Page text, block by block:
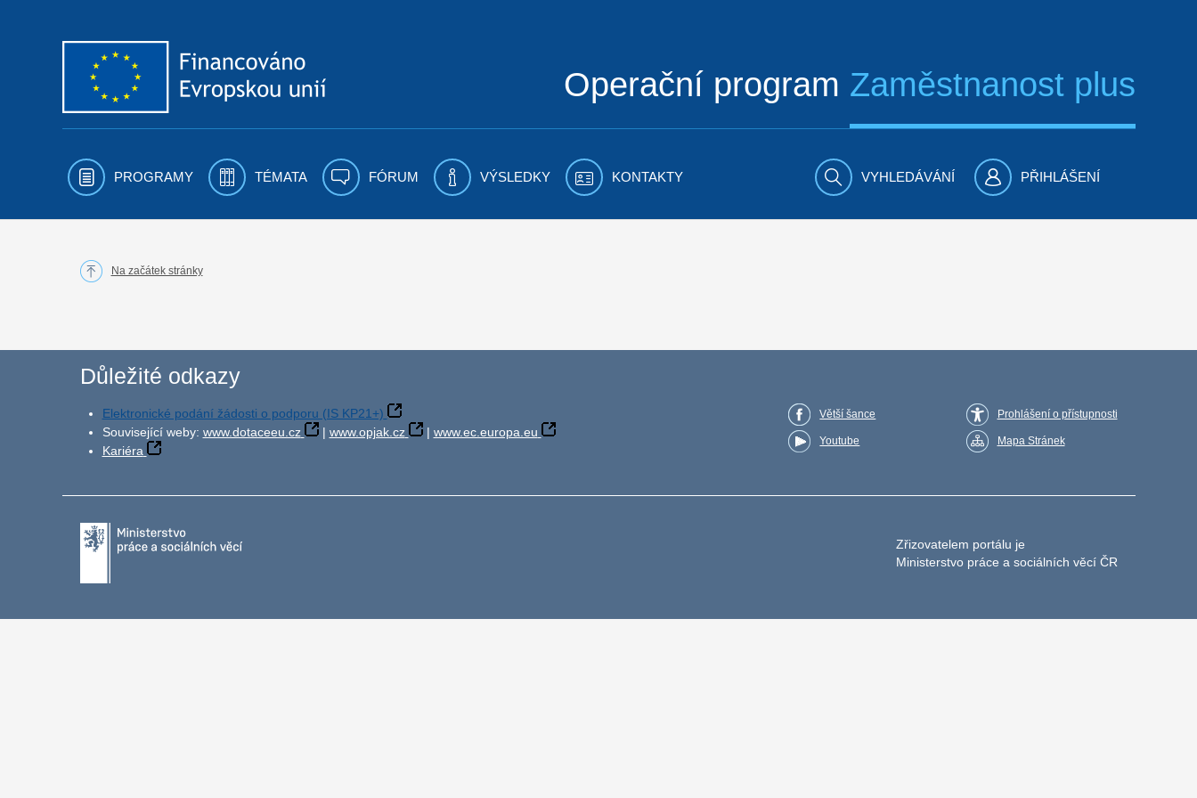
Operační program Zaměstnanost plus
PROGRAMY TÉMATA FÓRUM VÝSLEDKY KONTAKTY VYHLEDÁVÁNÍ PŘIHLÁŠENÍ
Na začátek stránky
Důležité odkazy
Elektronické podání žádosti o podporu (IS KP21+)
Související weby: www.dotaceeu.cz | www.opjak.cz | www.ec.europa.eu
Kariéra
Větší šance
Youtube
Prohlášení o přístupnosti
Mapa Stránek
Zřizovatelem portálu je
Ministerstvo práce a sociálních věcí ČR